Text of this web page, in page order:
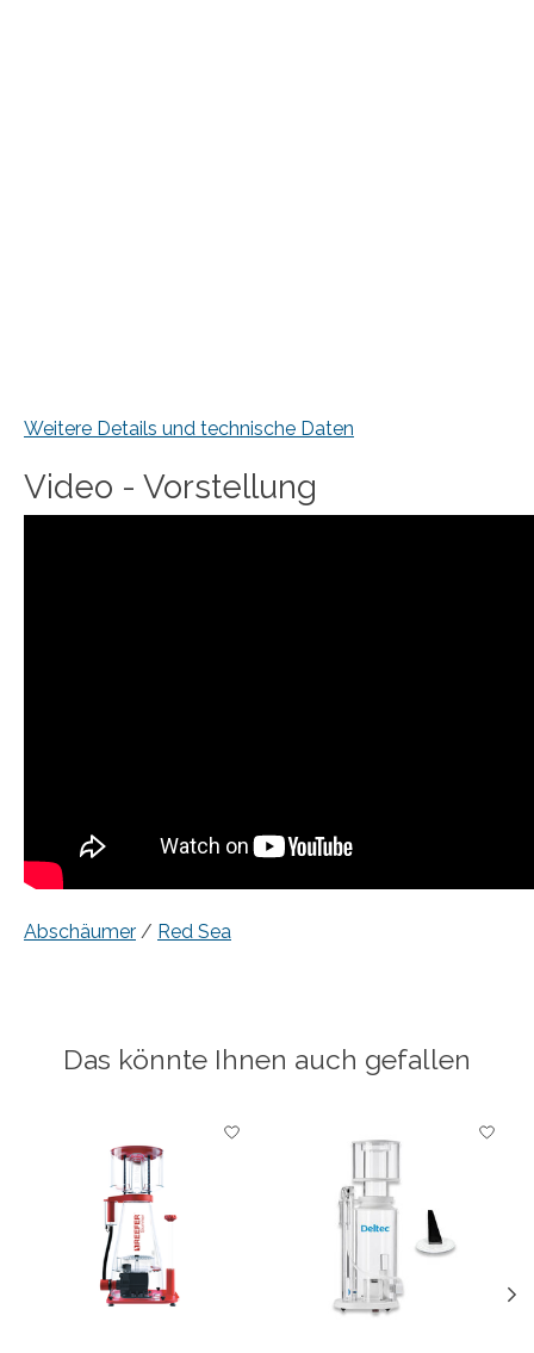
Weitere Details und technische Daten
Video - Vorstellung
Abschäumer / Red Sea
Das könnte Ihnen auch gefallen
Produkt-Karussell-Artikel